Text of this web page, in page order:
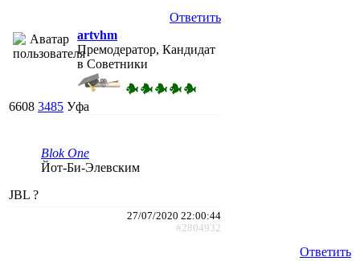
Ответить
artvhm
Премодератор, Кандидат
в Советники
6608 3485 Уфа
Blok One
Йот-Би-Элевским
JBL ?
27/07/2020 22:00:44
#2804932
Ответить